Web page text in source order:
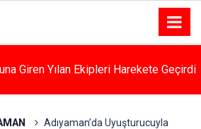
Giren Yılan Ekipleri Harekete Geçirdi
Adıyaman’da Uyuşturucuyla